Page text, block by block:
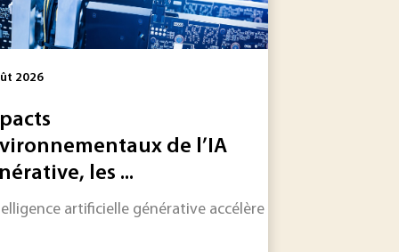
de la sidérurgie, mais sa faible cinétique de...
industrielle complémentaire à la réduction à la source
2026
de l’IA
les ...
artificielle générative accélère la production de